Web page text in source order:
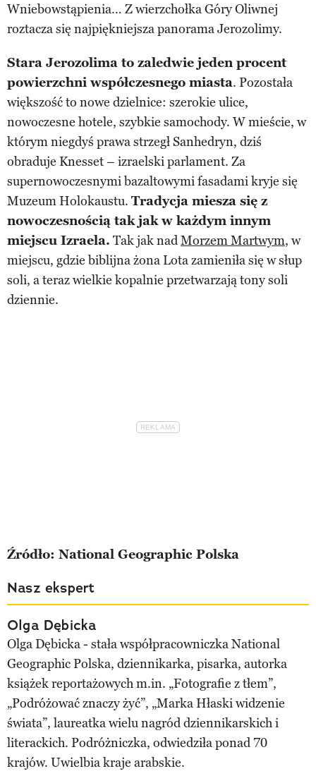
Wniebowstąpienia… Z wierzchołka Góry Oliwnej
roztacza się najpiękniejsza panorama Jerozolimy.
Stara Jerozolima to zaledwie jeden procent
powierzchni współczesnego miasta. Pozostała
większość to nowe dzielnice: szerokie ulice,
nowoczesne hotele, szybkie samochody. W mieście, w
którym niegdyś prawa strzegł Sanhedryn, dziś
obraduje Knesset – izraelski parlament. Za
supernowoczesnymi bazaltowymi fasadami kryje się
Muzeum Holokaustu. Tradycja miesza się z
nowoczesnością tak jak w każdym innym
miejscu Izraela. Tak jak nadMorzem Martwym, w
miejscu, gdzie biblijna żona Lota zamieniła się w słup
soli, a teraz wielkie kopalnie przetwarzają tony soli
dziennie.
Źródło: National Geographic Polska
Nasz ekspert
Olga Dębicka
Olga Dębicka - stała współpracowniczka National
Geographic Polska, dziennikarka, pisarka, autorka
książek reportażowych m.in. „Fotografie z tłem”,
„Podróżować znaczy żyć”, „Marka Hłaski widzenie
świata”, laureatka wielu nagród dziennikarskich i
literackich. Podróżniczka, odwiedziła ponad 70
krajów. Uwielbia kraje arabskie.